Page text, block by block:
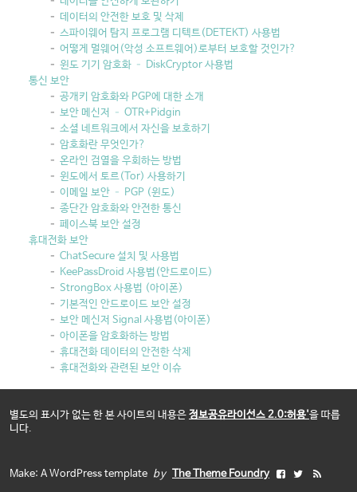
데이터의 안전한 보호 및 삭제
스파이웨어 탐지 프로그램 디텍트(DETEKT) 사용법
어떻게 멀웨어(악성 소프트웨어)로부터 보호할 것인가?
윈도 기기 암호화 – DiskCryptor 사용법
통신 보안
공개키 암호화와 PGP에 대한 소개
보안 메신저 – OTR+Pidgin
소셜 네트워크에서 자신을 보호하기
암호화란 무엇인가?
온라인 검열을 우회하는 방법
윈도에서 토르(Tor) 사용하기
이메일 보안 – PGP (윈도)
종단간 암호화와 안전한 통신
페이스북 보안 설정
휴대전화 보안
ChatSecure 설치 및 사용법
KeePassDroid 사용법(안드로이드)
StrongBox 사용법 (아이폰)
기본적인 안드로이드 보안 설정
보안 메신저 Signal 사용법(아이폰)
아이폰을 암호화하는 방법
휴대전화 데이터의 안전한 삭제
휴대전화와 관련된 보안 이슈
별도의 표시가 없는 한 본 사이트의 내용은 정보공유라이선스 2.0:허용'을 따릅
니다.
Make: A WordPress template by The Theme Foundry F T